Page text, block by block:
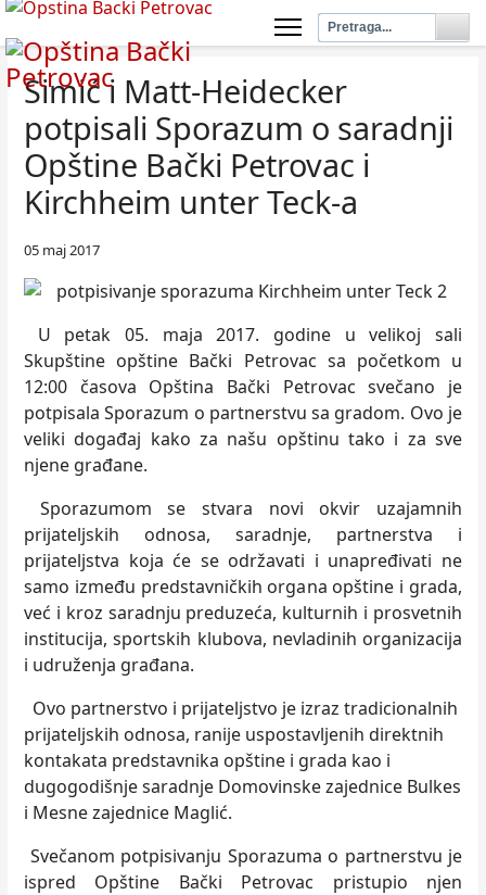
Simić i Matt-Heidecker
potpisali Sporazum o saradnji
Opštine Bački Petrovac i
Kirchheim unter Teck-a
05 maj 2017
U petak 05. maja 2017. godine u velikoj sali
Skupštine opštine Bački Petrovac sa početkom u
12:00 časova Opština Bački Petrovac svečano je
potpisala Sporazum o partnerstvu sa gradom. Ovo je
veliki događaj kako za našu opštinu tako i za sve
njene građane.
Sporazumom se stvara novi okvir uzajamnih
prijateljskih odnosa, saradnje, partnerstva i
prijateljstva koja će se održavati i unapređivati ne
samo između predstavničkih organa opštine i grada,
već i kroz saradnju preduzeća, kulturnih i prosvetnih
institucija, sportskih klubova, nevladinih organizacija
i udruženja građana.
Ovo partnerstvo i prijateljstvo je izraz tradicionalnih
prijateljskih odnosa, ranije uspostavljenih direktnih
kontakata predstavnika opštine i grada kao i
dugogodišnje saradnje Domovinske zajednice Bulkes
i Mesne zajednice Maglić.
Svečanom potpisivanju Sporazuma o partnerstvu je
ispred Opštine Bački Petrovac pristupio njen